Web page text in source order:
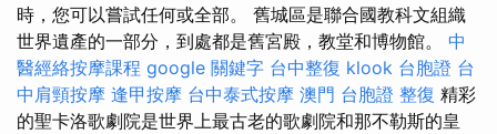
時，您可以嘗試任何或全部。 舊城區是聯合國教科文組織
世界遺產的一部分，到處都是舊宮殿，教堂和博物館。 中
醫經絡按摩課程 google 關鍵字 台中整復 klook 台胞證 台
中肩頸按摩 逢甲按摩 台中泰式按摩 澳門 台胞證 整復 精彩
的聖卡洛歌劇院是世界上最古老的歌劇院和那不勒斯的皇